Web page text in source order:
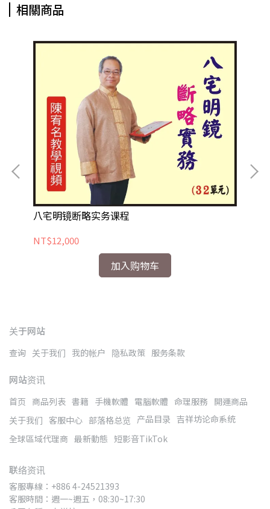
相關商品
八宅明镜断略实务课程
NT$12,000
加入购物车
关于网站
查询 关于我们 我的帐户 隐私政策 服务条款
网站资讯
首页 商品列表 書籍 手機軟體 電腦軟體 命理服務 開運商品
关于我们 客服中心 部落格总览 产品目录 吉祥坊论命系统
全球區域代理商 最新動態 短影音TikTok
联络资讯
客服專線：+886 4-24521393
客服時間：週一~週五，08:30~17:30